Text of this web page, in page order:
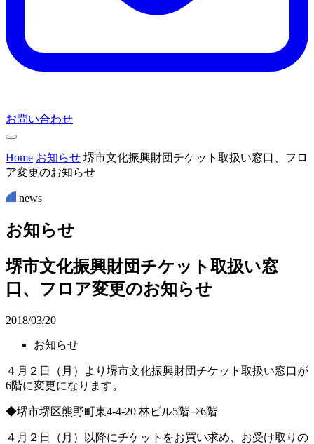
お問い合わせ
Home お知らせ 堺市文化振興財団チケット取扱い窓口、フロ
ア変更のお知らせ
news
お知らせ
堺市文化振興財団チケット取扱い窓
口、フロア変更のお知らせ
2018/03/20
お知らせ
４月２日（月）より堺市文化振興財団チケット取扱い窓口が
6階に変更になります。
◆堺市堺区熊野町東4-4-20 林ビル5階⇒6階
４月２日（月）以降にチケットをお買い求め、お受け取りの